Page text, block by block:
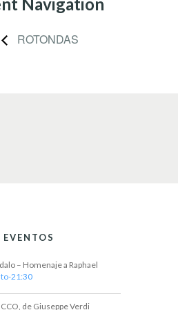
Navigation
ROTONDAS
– Homenaje a Raphael
21:30
de Giuseppe Verdi